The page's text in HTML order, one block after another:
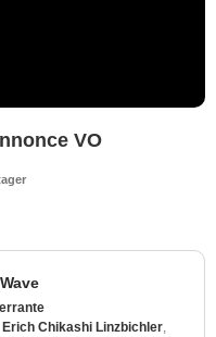
VO
Erich Chikashi Linzbichler